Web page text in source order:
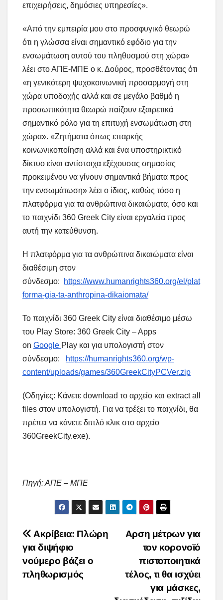
επιχειρήσεις, δημόσιες υπηρεσίες».
«Από την εμπειρία μου στο προσφυγικό θεωρώ
ότι η γλώσσα είναι σημαντικό εφόδιο για την
ενσωμάτωση αυτού του πληθυσμού στη χώρα»
λέει στο ΑΠΕ-ΜΠΕ ο κ. Δούρος, προσθέτοντας ότι
«η γενικότερη ψυχοκοινωνική προσαρμογή στη
χώρα υποδοχής αλλά και σε μεγάλο βαθμό η
προσωπικότητα θεωρώ παίζουν εξαιρετικά
σημαντικό ρόλο για τη επιτυχή ενσωμάτωση στη
χώρα». «Ζητήματα όπως επαρκής
κοινωνικοποίηση αλλά και ένα υποστηρικτικό
δίκτυο είναι αντίστοιχα εξέχουσας σημασίας
προκειμένου να γίνουν σημαντικά βήματα προς
την ενσωμάτωση» λέει ο ίδιος, καθώς τόσο η
πλατφόρμα για τα ανθρώπινα δικαιώματα, όσο και
το παιχνίδι 360 Greek City είναι εργαλεία προς
αυτή την κατεύθυνση.
Η πλατφόρμα για τα ανθρώπινα δικαιώματα είναι
διαθέσιμη στον
σύνδεσμο:
https://www.humanrights360.org/el/plat
forma-gia-ta-anthropina-dikaiomata/
Το παιχνίδι 360 Greek City είναι διαθέσιμο μέσω
του Play Store: 360 Greek City – Apps
on Google Play και για υπολογιστή στον
σύνδεσμο:
https://humanrights360.org/wp-
content/uploads/games/360GreekCityPCVer.zip
(Οδηγίες: Κάνετε download το αρχείο και extract all
files στον υπολογιστή. Για να τρέξει το παιχνίδι, θα
πρέπει να κάνετε διπλό κλικ στο αρχείο
360GreekCity.exe).
Πηγή: ΑΠΕ – ΜΠΕ
Post
navigation
Αρση μέτρων για
τον κορονοϊό
πιστοποιητικά
τέλος, τι θα ισχύει
για μάσκες,
Ακρίβεια: Πλώρη
για διψήφιο
νούμερο βάζει ο
πληθωρισμός